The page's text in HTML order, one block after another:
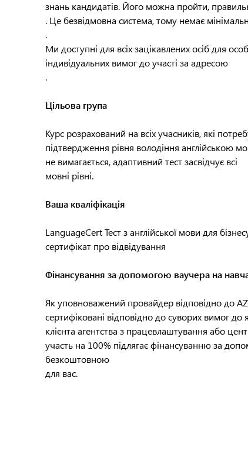
знань кандидатів. Його можна пройти,
. Це безвідмовна система, тому немає
.
Ми доступні для всіх зацікавлених осіб для
індивідуальних вимог до участі за адресою
.
Цільова група
Курс розрахований на всіх учасників, які
підтвердження рівня володіння англійською
не вимагається, адаптивний тест засвідчує всі
мовні рівні.
Ваша кваліфікація
LanguageCert Тест з англійської мови для
сертифікат про відвідування
Фінансування за допомогою ваучера на
Як уповноважений провайдер відповідно до
сертифіковані відповідно до суворих вимог до
клієнта агентства з працевлаштування або
участь на 100% підлягає фінансуванню за
безкоштовною
для вас.